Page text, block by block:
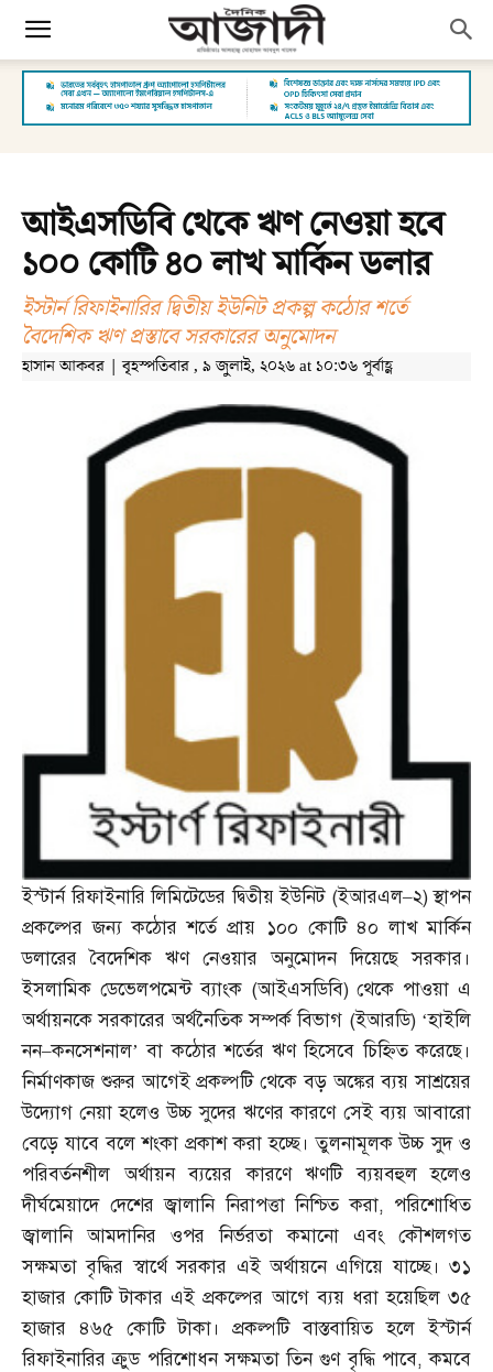
আইএসডিবি থেকে ঋণ নেওয়া হবে
১০০ কোটি ৪০ লাখ মার্কিন ডলার
ইস্টার্ন রিফাইনারির দ্বিতীয় ইউনিট প্রকল্প কঠোর শর্তে
বৈদেশিক ঋণ প্রস্তাবে সরকারের অনুমোদন
হাসান আকবর | বৃহস্পতিবার , ৯ জুলাই, ২০২৬ at ১০:৩৬ পূর্বাহ্ণ
ইস্টার্ন রিফাইনারি লিমিটেডের দ্বিতীয় ইউনিট (ইআরএল–২)স্থাপন
প্রকল্পের জন্য কঠোর শর্তে প্রায় ১০০ কোটি ৪০ লাখ মার্কিন
ডলারের বৈদেশিক ঋণ নেওয়ার অনুমোদন দিয়েছে সরকার।
ইসলামিক ডেভেলপমেন্ট ব্যাংক (আইএসডিবি)থেকে পাওয়া এ
অর্থায়নকে সরকারের অর্থনৈতিক সম্পর্ক বিভাগ (ইআরডি) ‘হাইলি
নন–কনসেশনাল’ বা কঠোর শর্তের ঋণ হিসেবে চিহ্নিত করেছে।
নির্মাণকাজ শুরুর আগেই প্রকল্পটি থেকে বড় অঙ্কের ব্যয় সাশ্রয়ের
উদ্যোগ নেয়া হলেও উচ্চ সুদের ঋণের কারণে সেই ব্যয় আবারো
বেড়ে যাবে বলে শংকা প্রকাশ করা হচ্ছে। তুলনামূলক উচ্চ সুদ ও
পরিবর্তনশীল অর্থায়ন ব্যয়ের কারণে ঋণটি ব্যয়বহুল হলেও
দীর্ঘমেয়াদে দেশের জ্বালানি নিরাপত্তা নিশ্চিত করা, পরিশোধিত
জ্বালানি আমদানির ওপর নির্ভরতা কমানো এবং কৌশলগত
সক্ষমতা বৃদ্ধির স্বার্থে সরকার এই অর্থায়নে এগিয়ে যাচ্ছে। ৩১
হাজার কোটি টাকার এই প্রকল্পের আগে ব্যয় ধরা হয়েছিল ৩৫
হাজার ৪৬৫ কোটি টাকা। প্রকল্পটি বাস্তবায়িত হলে ইস্টার্ন
রিফাইনারির ক্রুড পরিশোধন সক্ষমতা তিন গুণ বৃদ্ধি পাবে,কমবে